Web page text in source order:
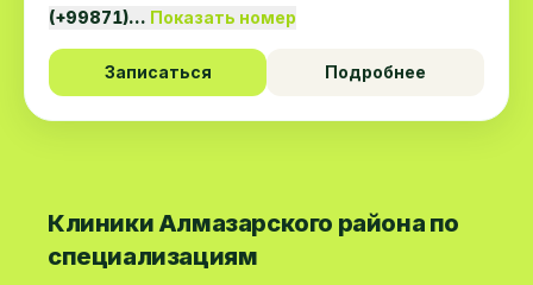
(+99871)… Показать номер
Записаться Подробнее
Клиники Алмазарского района по
специализациям